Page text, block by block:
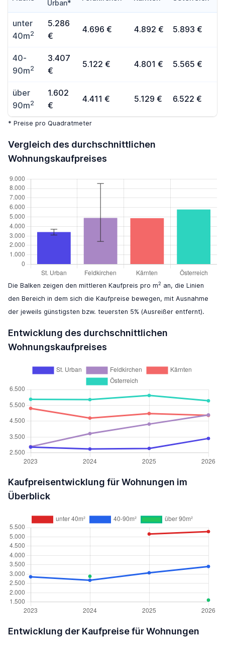
Urban*
unter
40m2
5.286
€
4.696 € 4.892 € 5.893 €
40-
90m2
3.407
€
5.122 € 4.801 € 5.565 €
über
90m2
1.602
€
4.411 € 5.129 € 6.522 €
* Preise pro Quadratmeter
Vergleich des durchschnittlichen
Wohnungskaufpreises
Die Balken zeigen den mittleren Kaufpreis pro m2 an, die Linien
den Bereich in dem sich die Kaufpreise bewegen, mit Ausnahme
der jeweils günstigsten bzw. teuersten 5% (Ausreißer entfernt).
Entwicklung des durchschnittlichen
Wohnungskaufpreises
Kaufpreisentwicklung für Wohnungen im
Überblick
Entwicklung der Kaufpreise für Wohnungen